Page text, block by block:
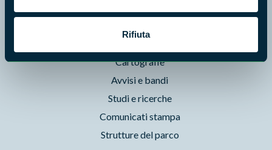
Rifiuta
Cartografie
Avvisi e bandi
Studi e ricerche
Comunicati stampa
Strutture del parco